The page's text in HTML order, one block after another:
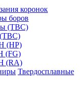
коронок
боров
(ТВС)
(HP)
(FG)
(RA)
Твердосплавные